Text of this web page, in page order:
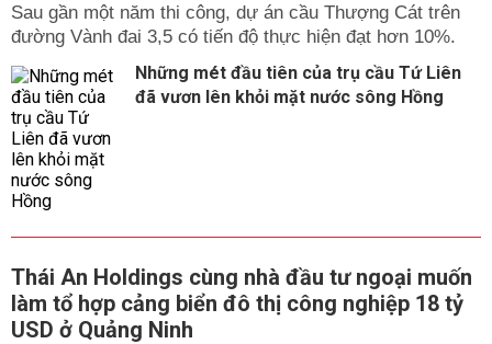
Sau gần một năm thi công, dự án cầu Thượng Cát trên
đường Vành đai 3,5 có tiến độ thực hiện đạt hơn 10%.
Những mét đầu tiên của trụ cầu Tứ Liên
đã vươn lên khỏi mặt nước sông Hồng
Thái An Holdings cùng nhà đầu tư ngoại muốn
làm tổ hợp cảng biển đô thị công nghiệp 18 tỷ
USD ở Quảng Ninh